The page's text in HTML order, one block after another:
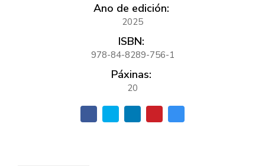
Ano de edición:
2025
ISBN:
978-84-8289-756-1
Páxinas:
20